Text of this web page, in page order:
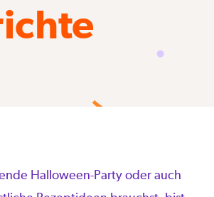
Halloween-Party oder auch